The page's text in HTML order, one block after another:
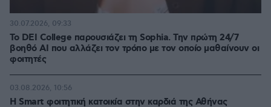
Το DEI College παρουσιάζει τη Sophia. Την πρώτη 24/7
βοηθό AI που αλλάζει τον τρόπο με τον οποίο μαθαίνουν οι
φοιτητές
30.07.2026, 09:33
Η Smart φοιτητική κατοικία στην καρδιά της Αθήνας
03.08.2026, 10:56